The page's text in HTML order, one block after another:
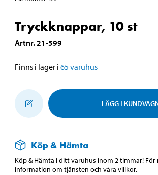
Tryckknappar, 10 st
Artnr.21-599
Finns i lager i 65varuhus
LÄGG I
Köp & Hämta
Köp & Hämta i ditt varuhus inom 2 timmar! För
information om tjänsten och våra villkor.